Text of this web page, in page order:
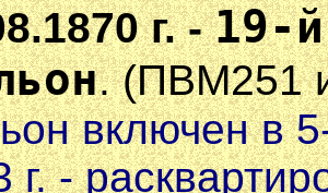
г. -19-
. (ПВМ251
включен в
г. -